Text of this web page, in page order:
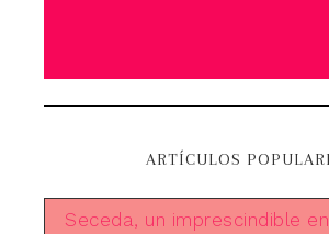
ARTÍCULOS
Seceda, un imprescindible